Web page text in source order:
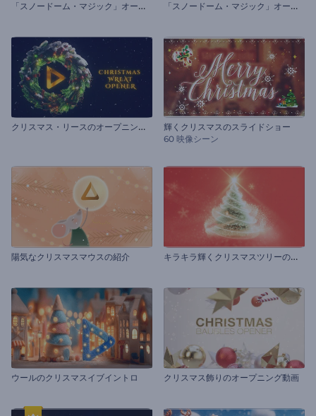
「
スノードーム・マジック」オープニング動画 「
スノードーム・マジック」オープニング動画
ク
リスマス・リースのオープニング動画
輝くクリスマスのスライドショー
60 映像シーン
陽気なクリスマスマウスの紹介 キ
ラキラ輝くクリスマスツリーの紹介
ウールのクリスマスイブイントロ クリスマス飾りのオープニング動画